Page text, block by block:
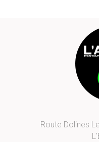
Route Dolines